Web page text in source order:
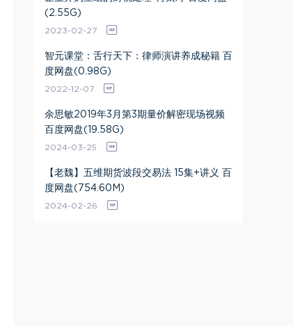
(2.55G)
2023-02-27
智元课堂：舌行天下：律师演讲养成秘籍 百
度网盘(0.98G)
2022-12-07
余思敏2019年3月第3期量价解密现场视频
百度网盘(19.58G)
2024-03-25
【老魏】五维期货波段交易法 15集+讲义 百
度网盘(754.60M)
2024-02-26